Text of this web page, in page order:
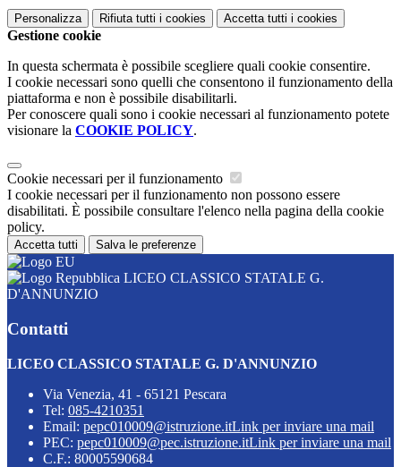
Personalizza Rifiuta tutti i cookies Accetta tutti i cookies
Gestione cookie
In questa schermata è possibile scegliere quali cookie consentire.
I cookie necessari sono quelli che consentono il funzionamento della
piattaforma e non è possibile disabilitarli.
Per conoscere quali sono i cookie necessari al funzionamento potete
visionare la COOKIE POLICY.
Cookie necessari per il funzionamento
I cookie necessari per il funzionamento non possono essere
disabilitati. È possibile consultare l'elenco nella pagina della cookie
policy.
Accetta tutti Salva le preferenze
LICEO CLASSICO STATALE G.
D'ANNUNZIO
Contatti
LICEO CLASSICO STATALE G. D'ANNUNZIO
Via Venezia, 41 - 65121 Pescara
Tel: 085-4210351
Email: pepc010009@istruzione.itLink per inviare una mail
PEC: pepc010009@pec.istruzione.itLink per inviare una mail
C.F.: 80005590684